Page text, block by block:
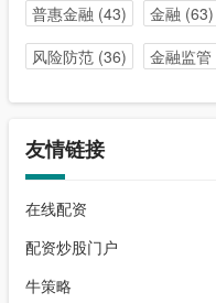
普惠金融 (43) 金融 (63)
风险防范(36) 金融监管
友情链接
在线配资
配资炒股门户
牛策略